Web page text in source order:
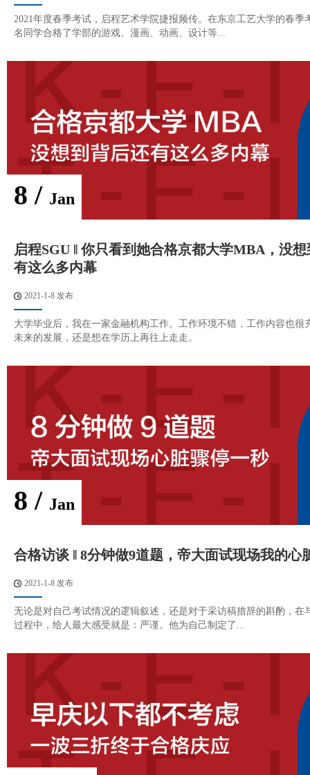
2021年度春季考试，启程艺术学院捷报频传。在东京工艺大学的春季
名同学合格了学部的游戏、漫画、动画、设计等...
8 / Jan
启程SGU ‖ 你只看到她合格京都大学MBA，没
有这么多内幕
2021-1-8 发布
大学毕业后，我在一家金融机构工作。工作环境不错，工作内容也很
未来的发展，还是想在学历上再往上走走。
8 / Jan
合格访谈 ‖ 8分钟做9道题，帝大面试现场我的心
2021-1-8 发布
无论是对自己考试情况的逻辑叙述，还是对于采访稿措辞的斟酌，在
过程中，给人最大感受就是：严谨。他为自己制定了...